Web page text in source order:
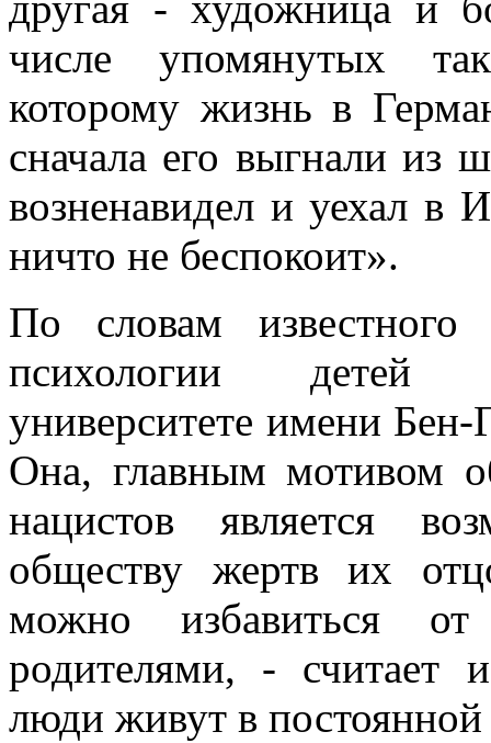
числе упомянутых
которому жизнь в
сначала его выгнали из
возненавидел и уехал в
ничто не беспокоит».
По словам
психологии детей
университете имени
Она, главным мотивом
нацистов является
обществу жертв их
можно избавиться
родителями, - считает
люди живут в